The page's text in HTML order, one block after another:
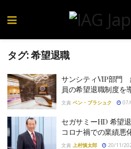
タグ:希望退職
サンシティVIP部門
員の希望退職制度を
文責 ベン・ブラシュク
セガサミーHD 希望
コロナ禍での業績悪
文責 上村慎太郎 20/11/